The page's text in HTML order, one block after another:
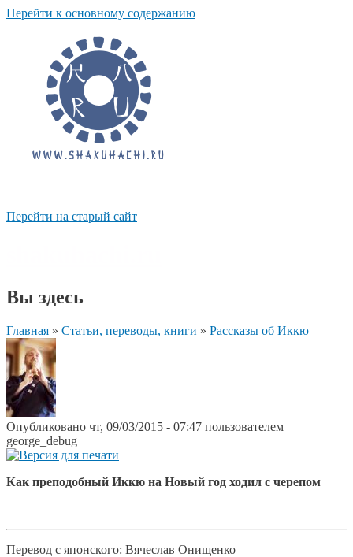
Перейти к основному содержанию
Перейти на старый сайт
Вы здесь
Главная » Статьи, переводы, книги » Рассказы об Иккю
Опубликовано чт, 09/03/2015 - 07:47 пользователем
george_debug
Как преподобный Иккю на Новый год ходил с черепом
Перевод с японского: Вячеслав Онищенко